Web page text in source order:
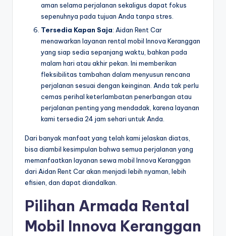
aman selama perjalanan sekaligus dapat fokus
sepenuhnya pada tujuan Anda tanpa stres.
Tersedia Kapan Saja: Aidan Rent Car
menawarkan layanan rental mobil Innova Keranggan
yang siap sedia sepanjang waktu, bahkan pada
malam hari atau akhir pekan. Ini memberikan
fleksibilitas tambahan dalam menyusun rencana
perjalanan sesuai dengan keinginan. Anda tak perlu
cemas perihal keterlambatan penerbangan atau
perjalanan penting yang mendadak, karena layanan
kami tersedia 24 jam sehari untuk Anda.
Dari banyak manfaat yang telah kami jelaskan diatas,
bisa diambil kesimpulan bahwa semua perjalanan yang
memanfaatkan layanan sewa mobil Innova Keranggan
dari Aidan Rent Car akan menjadi lebih nyaman, lebih
efisien, dan dapat diandalkan.
Pilihan Armada Rental
Mobil Innova Keranggan